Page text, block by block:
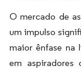
O mercado de
um impulso
maior ênfase na
em aspiradores